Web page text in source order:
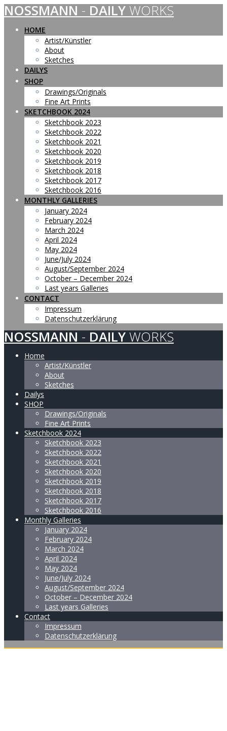
Skip
to
content
NOSSMANN - DAILY WORKS
HOME
Artist/Künstler
About
Sketches
DAILYS
SHOP
Drawings/Originals
Fine Art Prints
SKETCHBOOK 2024
Sketchbook 2023
Sketchbook 2022
Sketchbook 2021
Sketchbook 2020
Sketchbook 2019
Sketchbook 2018
Sketchbook 2017
Sketchbook 2016
MONTHLY GALLERIES
January 2024
February 2024
March 2024
April 2024
May 2024
June/July 2024
August/September 2024
October – December 2024
Last years Galleries
CONTACT
Impressum
Datenschutzerklärung
NOSSMANN - DAILY WORKS
Home
Artist/Künstler
About
Sketches
Dailys
SHOP
Drawings/Originals
Fine Art Prints
Sketchbook 2024
Sketchbook 2023
Sketchbook 2022
Sketchbook 2021
Sketchbook 2020
Sketchbook 2019
Sketchbook 2018
Sketchbook 2017
Sketchbook 2016
Monthly Galleries
January 2024
February 2024
March 2024
April 2024
May 2024
June/July 2024
August/September 2024
October – December 2024
Last years Galleries
Contact
Impressum
Datenschutzerklärung